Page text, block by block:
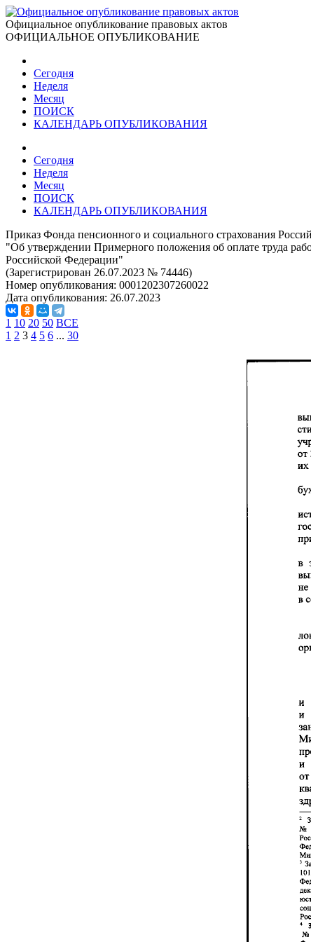
Официальное опубликование правовых актов
ОФИЦИАЛЬНОЕ ОПУБЛИКОВАНИЕ
Сегодня
Неделя
Месяц
ПОИСК
КАЛЕНДАРЬ ОПУБЛИКОВАНИЯ
Сегодня
Неделя
Месяц
ПОИСК
КАЛЕНДАРЬ ОПУБЛИКОВАНИЯ
Приказ Фонда пенсионного и социального страхования
"Об утверждении Примерного положения об оплате труда
Российской Федерации"
(Зарегистрирован 26.07.2023 № 74446)
Номер опубликования: 0001202307260022
Дата опубликования: 26.07.2023
1 10 20 50 ВСЕ
1 2 3 4 5 6 ... 30